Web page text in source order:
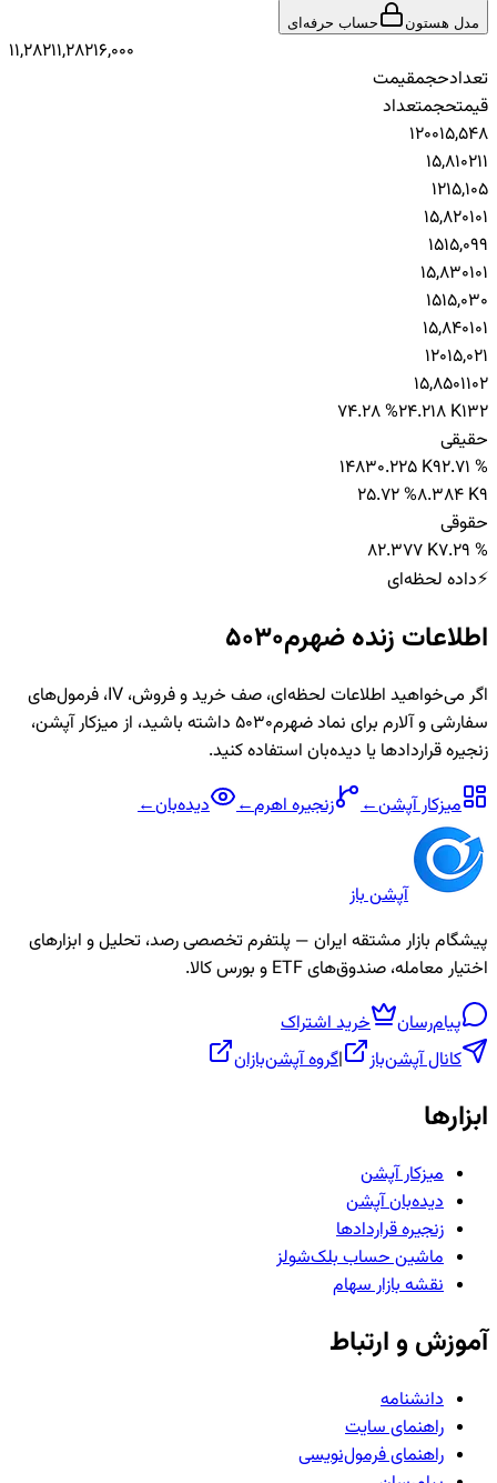
مدل هستون حساب حرفه‌ای
11,28211,28216,000
تعدادحجمقیمت
قیمتحجمتعداد
120015,548
15,810211
1215,105
15,820101
1515,099
15,830101
1515,030
15,840101
12015,021
15,8501102
132
24.218 K
74.28 %
حقیقی
92.71 %
30.225 K
148
9
8.384 K
25.72 %
حقوقی
7.29 %
2.377 K
8
⚡داده لحظه‌ای
اطلاعات زندهضهرم5030
اگر می‌خواهید اطلاعات لحظه‌ای، صف خرید و فروش، IV، فرمول‌های
سفارشی و آلارم برای نمادضهرم5030
داشته باشید، از میزکار آپشن،
زنجیره قراردادها یا دیده‌بان استفاده کنید.
میزکار آپشن← زنجیرهاهرم← دیده‌بان←
آپشن باز
پیشگام بازار مشتقه ایران — پلتفرم تخصصی رصد، تحلیل و ابزارهای
اختیار معامله، صندوق‌های ETF و بورس کالا.
پیام‌رسان
خرید اشتراک
کانال آپشن‌باز
|گروه آپشن‌بازان
ابزارها
میزکار آپشن
دیده‌بان آپشن
زنجیره قراردادها
ماشین حساب بلک‌شولز
نقشه بازار سهام
آموزش و ارتباط
دانشنامه
راهنمای سایت
راهنمای فرمول‌نویسی